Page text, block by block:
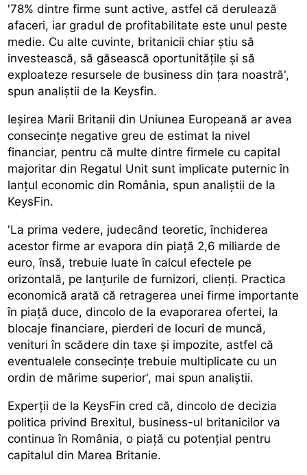
'78% dintre firme sunt active, astfel că derulează
afaceri, iar gradul de profitabilitate este unul peste
medie. Cu alte cuvinte, britanicii chiar știu să
investească, să găsească oportunitățile și să
exploateze resursele de business din țara noastră',
spun analiștii de la Keysfin.
Ieșirea Marii Britanii din Uniunea Europeană ar avea
consecințe negative greu de estimat la nivel
financiar, pentru că multe dintre firmele cu capital
majoritar din Regatul Unit sunt implicate puternic în
lanțul economic din România, spun analiștii de la
KeysFin.
'La prima vedere, judecând teoretic, închiderea
acestor firme ar evapora din piață 2,6 miliarde de
euro, însă, trebuie luate în calcul efectele pe
orizontală, pe lanțurile de furnizori, clienți. Practica
economică arată că retragerea unei firme importante
în piață duce, dincolo de la evaporarea ofertei, la
blocaje financiare, pierderi de locuri de muncă,
venituri în scădere din taxe și impozite, astfel că
eventualele consecințe trebuie multiplicate cu un
ordin de mărime superior', mai spun analiștii.
Experții de la KeysFin cred că, dincolo de decizia
politica privind Brexitul, business-ul britanicilor va
continua în România, o piață cu potențial pentru
capitalul din Marea Britanie.